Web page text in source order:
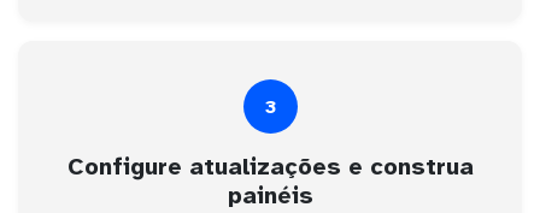
3
Configure atualizações e construa
painéis